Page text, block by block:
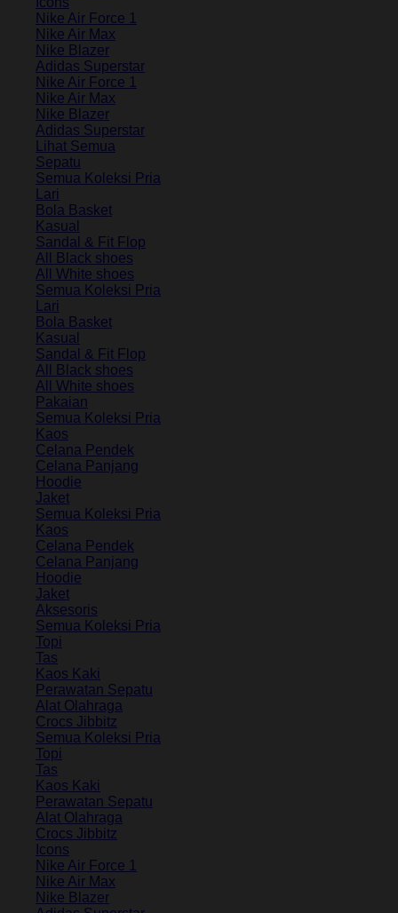
Nike Air Force 1
Nike Air Max
Nike Blazer
Adidas Superstar
Nike Air Force 1
Nike Air Max
Nike Blazer
Adidas Superstar
Lihat Semua
Sepatu
Semua Koleksi Pria
Lari
Bola Basket
Kasual
Sandal & Fit Flop
All Black shoes
All White shoes
Semua Koleksi Pria
Lari
Bola Basket
Kasual
Sandal & Fit Flop
All Black shoes
All White shoes
Pakaian
Semua Koleksi Pria
Kaos
Celana Pendek
Celana Panjang
Hoodie
Jaket
Semua Koleksi Pria
Kaos
Celana Pendek
Celana Panjang
Hoodie
Jaket
Aksesoris
Semua Koleksi Pria
Topi
Tas
Kaos Kaki
Perawatan Sepatu
Alat Olahraga
Crocs Jibbitz
Semua Koleksi Pria
Topi
Tas
Kaos Kaki
Perawatan Sepatu
Alat Olahraga
Crocs Jibbitz
Icons
Nike Air Force 1
Nike Air Max
Nike Blazer